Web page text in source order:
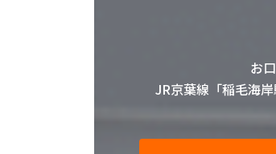
お
JR京葉線「稲毛海